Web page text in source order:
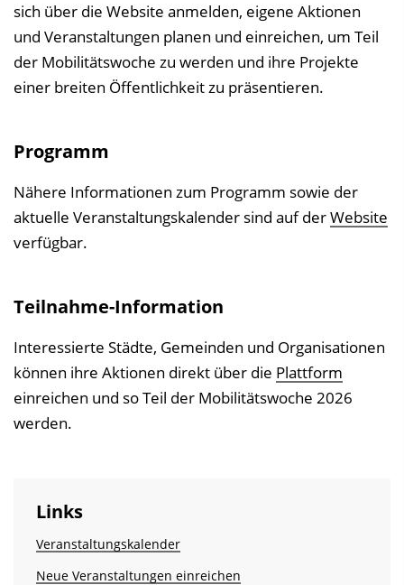
n
d
e
sich über die Website anmelden, eigene Aktionen
und Veranstaltungen planen und einreichen, um Teil
der Mobilitätswoche zu werden und ihre Projekte
einer breiten Öffentlichkeit zu präsentieren.
Programm
Nähere Informationen zum Programm sowie der
aktuelle Veranstaltungskalender sind auf derWebsite
verfügbar.
Teilnahme-Information
Interessierte Städte, Gemeinden und Organisationen
können ihre Aktionen direkt über die Plattform
einreichen und so Teil der Mobilitätswoche 2026
werden.
Links
Veranstaltungskalender
Neue Veranstaltungen einreichen